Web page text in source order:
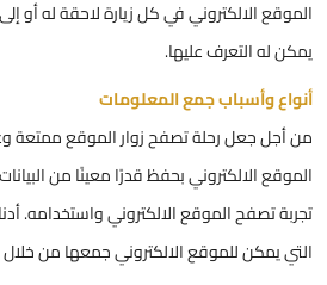
الموقع الالكتروني في كل زيارة لاحقة له أو
يمكن له التعرف عليها.
أنواع وأسباب جمع المعلومات
من أجل جعل رحلة تصفح زوار الموقع ممتعة
الموقع الالكتروني بحفظ قدرًا معينًا من
تجربة تصفح الموقع الالكتروني واستخدامه.
التي يمكن للموقع الالكتروني جمعها من خلال